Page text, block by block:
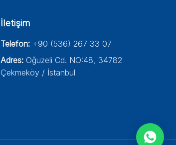
İletişim
Telefon: +90 (536) 267 33 07
Adres: Oğuzeli Cd. NO:48, 34782
Çekmeköy / İstanbul